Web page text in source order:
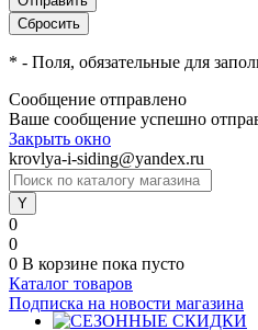
* - Поля, обязательные для
Сообщение отправлено
Ваше сообщение успешно
Закрыть окно
krovlya-i-siding@yandex.ru
0
0
0 В корзине пока пусто
Каталог товаров
Подписка на новости магазина